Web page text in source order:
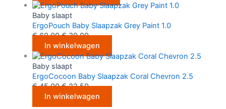
Baby slaapt
ErgoPouch Baby Slaapzak Grey Paint 1.0
€60.00 €30.00
In winkelwagen
Baby slaapt
ErgoCocoon Baby Slaapzak Coral Chevron 2.5
€45.00 €22.50
In winkelwagen